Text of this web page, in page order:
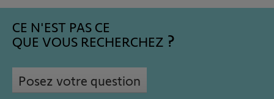
CE N'EST PAS CE
QUE VOUS RECHERCHEZ
Posez votre question